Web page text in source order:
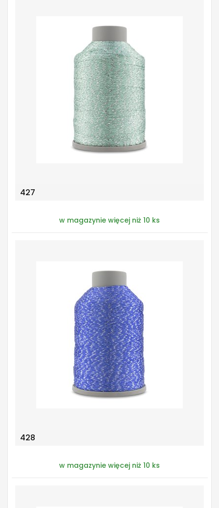
427
w magazynie więcej niż 10 ks
428
w magazynie więcej niż 10 ks